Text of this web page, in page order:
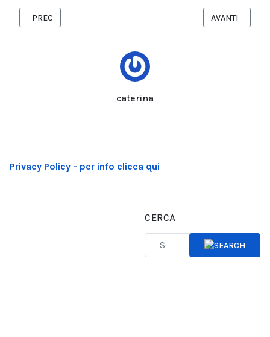
caterina
ARTICOLO PRECEDENTE: VIAREGGIO PREMIA LA SCRITTURA
PREC ARTICOLO
AVANTI
Privacy Policy - per info clicca qui
CERCA